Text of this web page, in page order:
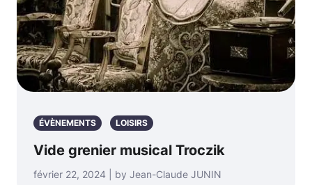
ÉVÈNEMENTS LOISIRS
Vide grenier musical Troczik
février 22, 2024 | by Jean-Claude JUNIN